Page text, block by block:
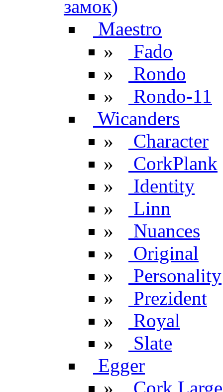
замок)
Maestro
»
Fado
»
Rondo
»
Rondo-11
Wicanders
»
Character
»
CorkPlank
»
Identity
»
Linn
»
Nuances
»
Original
»
Personality
»
Prezident
»
Royal
»
Slate
Egger
»
Cork